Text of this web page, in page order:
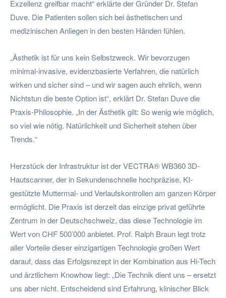
Exzellenz greifbar macht“ erklärte der Gründer Dr. Stefan
Duve. Die Patienten sollen sich bei ästhetischen und
medizinischen Anliegen in den besten Händen fühlen.
„Ästhetik ist für uns kein Selbstzweck. Wir bevorzugen
minimal-invasive, evidenzbasierte Verfahren, die natürlich
wirken und sicher sind – und wir sagen auch ehrlich, wenn
Nichtstun die beste Option ist“, erklärt Dr. Stefan Duve die
Praxis-Philosophie. „In der Ästhetik gilt: So wenig wie möglich,
so viel wie nötig. Natürlichkeit und Sicherheit stehen über
Trends.“
Herzstück der Infrastruktur ist der VECTRA® WB360 3D-
Hautscanner, der in Sekundenschnelle hochpräzise, KI-
gestützte Muttermal- und Verlaufskontrollen am ganzen Körper
ermöglicht. Die Praxis ist derzeit das einzige privat geführte
Zentrum in der Deutschschweiz, das diese Technologie im
Wert von CHF 500’000 anbietet. Prof. Ralph Braun legt trotz
aller Vorteile dieser einzigartigen Technologie großen Wert
darauf, dass das Erfolgsrezept in der Kombination aus Hi-Tech
und ärztlichem Knowhow liegt: „Die Technik dient uns – ersetzt
uns aber nicht. Entscheidend sind Erfahrung, klinischer Blick